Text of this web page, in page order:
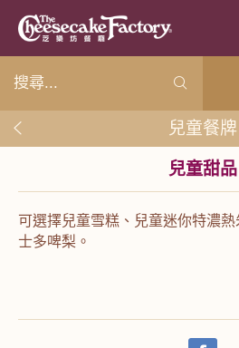
兒童餐牌
兒童甜品
可選擇兒童雪糕、兒童迷你特濃
士多啤梨。